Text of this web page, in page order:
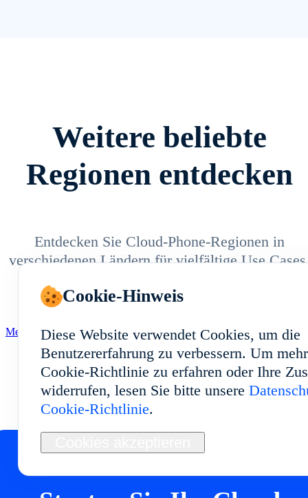
Weitere beliebte
Regionen entdecken
Entdecken Sie Cloud-Phone-Regionen in
verschiedenen Ländern für vielfältige Use
Mehr entdecken
Cookie-Hinweis
Diese Website verwendet Cookies, um die
Benutzererfahrung zu verbessern. Um
Cookie-Richtlinie zu erfahren oder Ihre
widerrufen, lesen Sie bitte unsere
Cookie-Richtlinie.